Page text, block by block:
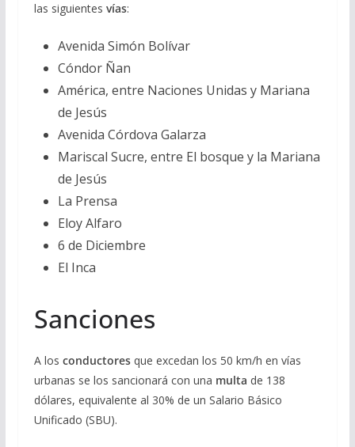
las siguientes vías:
Avenida Simón Bolívar
Cóndor Ñan
América, entre Naciones Unidas y Mariana
de Jesús
Avenida Córdova Galarza
Mariscal Sucre, entre El bosque y la Mariana
de Jesús
La Prensa
Eloy Alfaro
6 de Diciembre
El Inca
Sanciones
A los conductores que excedan los 50 km/h en vías
urbanas se los sancionará con una multa de 138
dólares, equivalente al 30% de un Salario Básico
Unificado (SBU).